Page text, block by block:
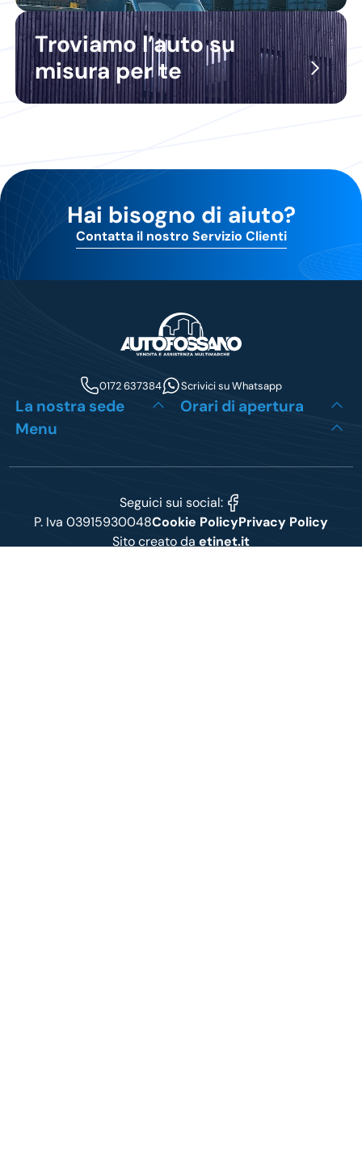
Troviamo l’auto su
misura per te
Hai bisogno di aiuto?
Contatta il nostro Servizio Clienti
0172 637384 Scrivici su Whatsapp
La nostra sede
Orari di apertura
Menu
Seguici sui social:
P. Iva 03915930048Cookie PolicyPrivacy Policy
Sito creato da etinet.it